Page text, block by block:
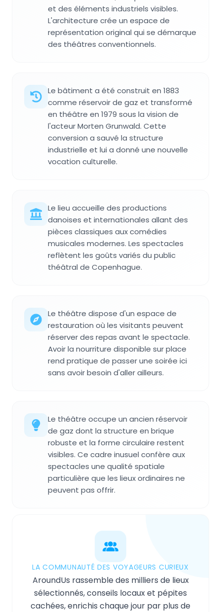
et des éléments industriels visibles.
L'architecture crée un espace de
représentation original qui se démarque
des théâtres conventionnels.
Le bâtiment a été construit en 1883
comme réservoir de gaz et transformé
en théâtre en 1979 sous la vision de
l'acteur Morten Grunwald. Cette
conversion a sauvé la structure
industrielle et lui a donné une nouvelle
vocation culturelle.
Le lieu accueille des productions
danoises et internationales allant des
pièces classiques aux comédies
musicales modernes. Les spectacles
reflètent les goûts variés du public
théâtral de Copenhague.
Le théâtre dispose d'un espace de
restauration où les visitants peuvent
réserver des repas avant le spectacle.
Avoir la nourriture disponible sur place
rend pratique de passer une soirée ici
sans avoir besoin d'aller ailleurs.
Le théâtre occupe un ancien réservoir
de gaz dont la structure en brique
robuste et la forme circulaire restent
visibles. Ce cadre inusuel confère aux
spectacles une qualité spatiale
particulière que les lieux ordinaires ne
peuvent pas offrir.
LA COMMUNAUTÉ DES VOYAGEURS CURIEUX
AroundUs rassemble des milliers de lieux
sélectionnés, conseils locaux et pépites
cachées, enrichis chaque jour par plus de